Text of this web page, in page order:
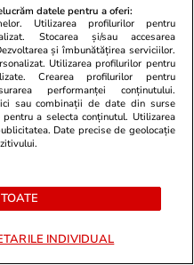
la Loto 6 din 49,
datele pentru a oferi:
Utilizarea profilurilor pentru
Stocarea și/sau accesarea
și îmbunătățirea serviciilor.
Utilizarea profilurilor pentru
Crearea profilurilor pentru
performanței conținutului.
sau combinații de date din surse
a selecta conținutul. Utilizarea
Date precise de geolocație
INDIVIDUAL